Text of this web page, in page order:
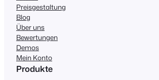
Preisgestaltung
Blog
Über uns
Bewertungen
Demos
Mein Konto
Produkte